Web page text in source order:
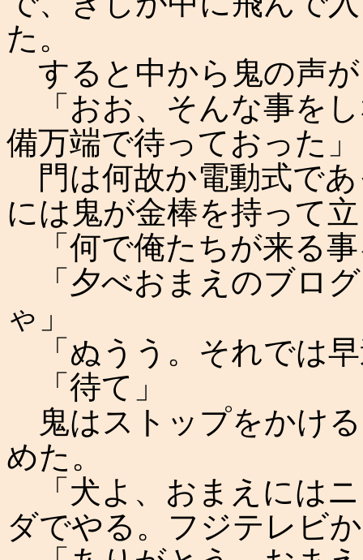
た。
すると中から鬼の声
「おお、そんな事を
備万端で待っておった」
門は何故か電動式で
には鬼が金棒を持って
「何で俺たちが来る
「夕べおまえのブロ
ゃ」
「ぬうう。それでは
「待て」
鬼はストップをかけ
めた。
「犬よ、おまえには
ダでやる。フジテレビ